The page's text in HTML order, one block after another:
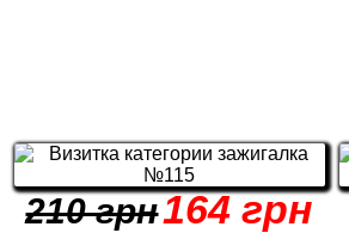
210 грн164 грн